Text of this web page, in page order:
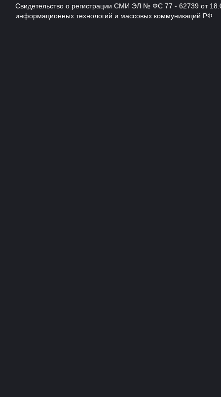
Свидетельство о регистрации СМИ ЭЛ № ФС 77 - 62739 от
информационных технологий и массовых коммуникаций РФ.